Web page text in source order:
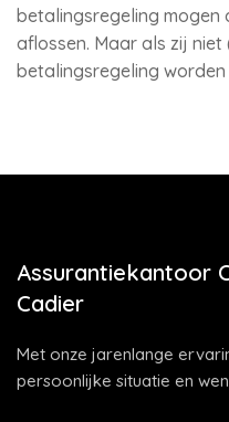
betalingsregeling mogen
aflossen. Maar als zij
betalingsregeling
Assurantiekantoor
Cadier
Met onze jarenlange
persoonlijke situatie en